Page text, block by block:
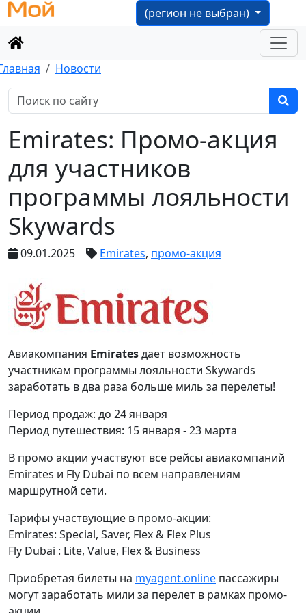
(регион не выбран)
Новости
Emirates: Промо-акция
для участников
программы лояльности
Skywards
09.01.2025 Emirates, промо-акция
Авиакомпания Emiratesдает возможность
участникам программы лояльности Skywards
заработать в два раза больше миль за перелеты!
Период продаж: до 24 января
Период путешествия: 15 января - 23 марта
В промо акции участвуют все рейсы авиакомпаний
Emirates и Fly Dubai по всем направлениям
маршрутной сети.
Тарифы участвующие в промо-акции:
Emirates: Special, Saver, Flex & Flex Plus
Fly Dubai : Lite, Value, Flex & Business
Приобретая билеты на myagent.online пассажиры
могут заработать мили за перелет в рамках промо-